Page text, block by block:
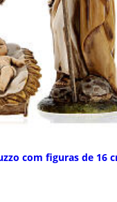
com figuras de 16